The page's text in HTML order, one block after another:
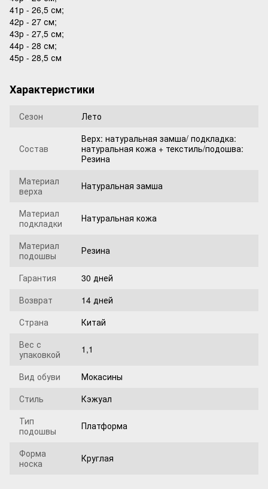
41р - 26,5 см;
42р - 27 см;
43р - 27,5 см;
44р - 28 см;
45р - 28,5 см
Характеристики
Сезон Лето
Состав
Верх: натуральная замша/ подкладка:
натуральная кожа + текстиль/подошва:
Резина
Материал
верха
Натуральная замша
Материал
подкладки
Натуральная кожа
Материал
подошвы
Резина
Гарантия
30 дней
Возврат
14 дней
Страна
Китай
Вес с
упаковкой
1,1
Вид обуви
Мокасины
Стиль
Кэжуал
Тип
подошвы
Платформа
Форма
носка
Круглая